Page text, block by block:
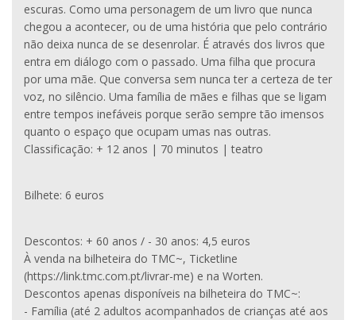
escuras. Como uma personagem de um livro que nunca
chegou a acontecer, ou de uma história que pelo contrário
não deixa nunca de se desenrolar. É através dos livros que
entra em diálogo com o passado. Uma filha que procura
por uma mãe. Que conversa sem nunca ter a certeza de ter
voz, no silêncio. Uma família de mães e filhas que se ligam
entre tempos inefáveis porque serão sempre tão imensos
quanto o espaço que ocupam umas nas outras.
Classificação: + 12 anos | 70 minutos | teatro
Bilhete: 6 euros
Descontos: + 60 anos / - 30 anos: 4,5 euros
À venda na bilheteira do TMC~, Ticketline
(https://link.tmc.com.pt/livrar-me) e na Worten.
Descontos apenas disponíveis na bilheteira do TMC~:
- Família (até 2 adultos acompanhados de crianças até aos